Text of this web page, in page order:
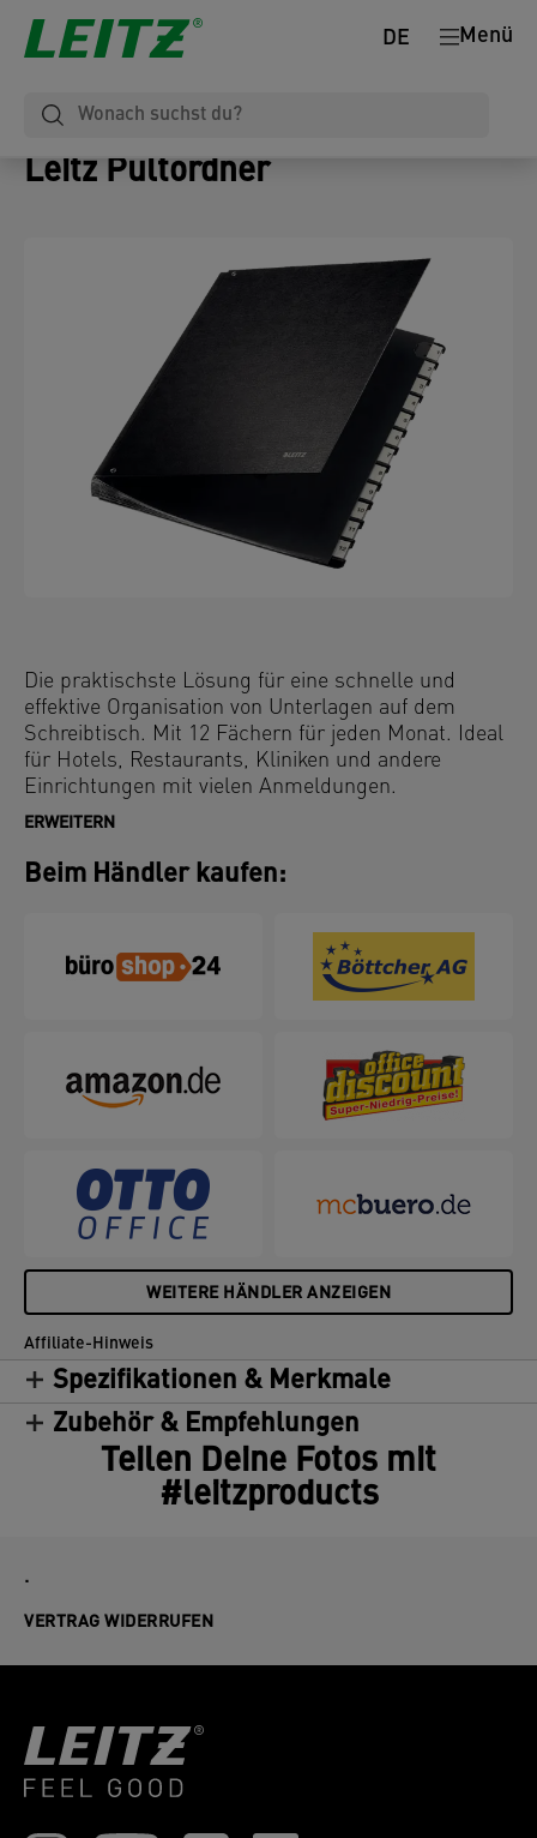
Menü
DE
Leitz Pultordner
Die praktischste Lösung für eine schnelle und
effektive Organisation von Unterlagen auf dem
Schreibtisch. Mit 12 Fächern für jeden Monat. Ideal
für Hotels, Restaurants, Kliniken und andere
Einrichtungen mit vielen Anmeldungen.
ERWEITERN
Beim Händler kaufen:
WEITERE HÄNDLER ANZEIGEN
Affiliate-Hinweis
Spezifikationen & Merkmale
Zubehör & Empfehlungen
Teilen Deine Fotos mit
#leitzproducts
.
VERTRAG WIDERRUFEN